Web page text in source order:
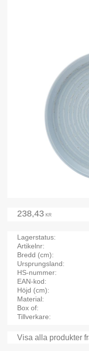
238,43 KR
Lagerstatus
Artikelnr
Bredd (cm)
Ursprungsland
HS-nummer
EAN-kod
Höjd (cm)
Material
Box of
Tillverkare
Visa alla produkter